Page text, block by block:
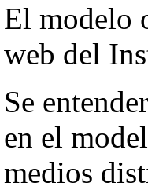
El modelo
web del
Se
en el
medios